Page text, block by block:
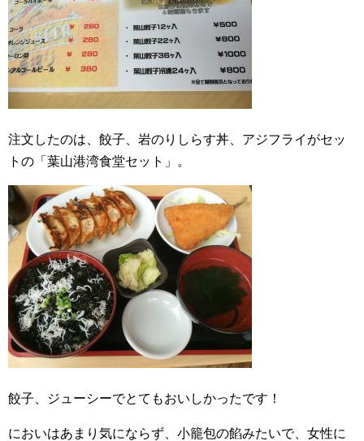
注文したのは、餃子、岩のりしらす丼、アジフライがセッ
トの「葉山港湾食堂セット」。
餃子、ジューシーでとてもおいしかったです！
においはあまり気にならず、小籠包の餡みたいで、女性に